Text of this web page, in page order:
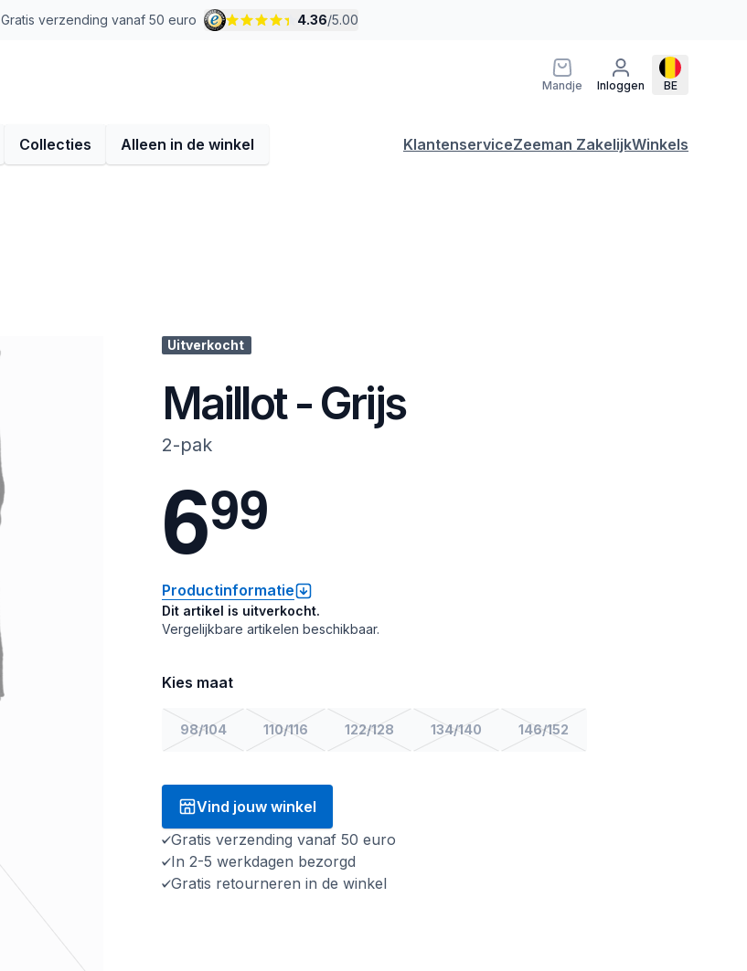
Gratis verzending vanaf 50 euro 4.36/5.00
Mandje Inloggen BE
Collecties Alleen in de winkel KlantenserviceZeeman ZakelijkWinkels
Uitverkocht
Maillot - Grijs
2-pak
699
Productinformatie
Dit artikel is uitverkocht.
Vergelijkbare artikelen beschikbaar.
Kies maat
98/104 110/116 122/128 134/140 146/152
Vind jouw winkel
Gratis verzending vanaf 50 euro
In 2-5 werkdagen bezorgd
Gratis retourneren in de winkel